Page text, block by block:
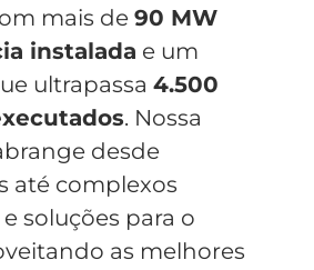
mais de 90 MW
instalada e um
ultrapassa 4.500
. Nossa
desde
até complexos
soluções para o
as melhores